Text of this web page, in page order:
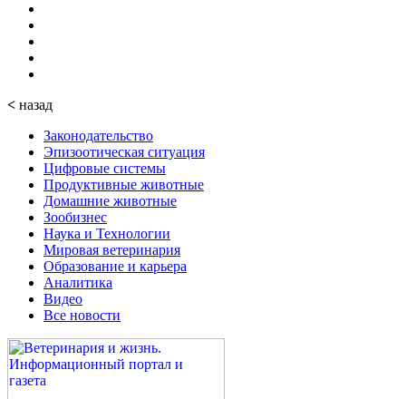
< назад
Законодательство
Эпизоотическая ситуация
Цифровые системы
Продуктивные животные
Домашние животные
Зообизнес
Наука и Технологии
Мировая ветеринария
Образование и карьера
Аналитика
Видео
Все новости